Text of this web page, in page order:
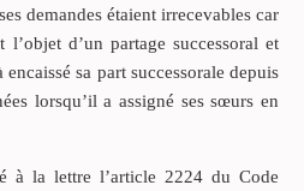
demandes étaient irrecevables car
d’un partage successoral et
sa part successorale depuis
lorsqu’il a assigné ses sœurs en
à la lettre l’article 2224 du Code